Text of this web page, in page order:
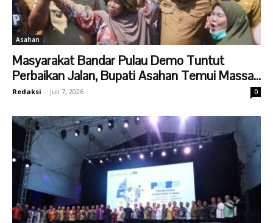
Asahan
Masyarakat Bandar Pulau Demo Tuntut
Perbaikan Jalan, Bupati Asahan Temui Massa...
Redaksi - Juli 7, 2026 0